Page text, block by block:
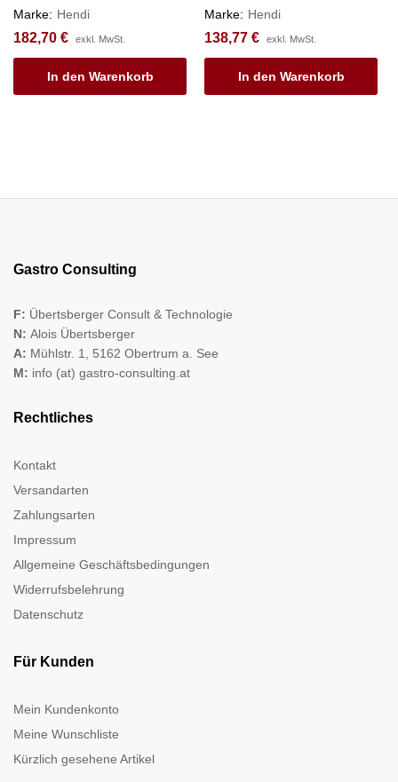
Marke: Hendi
182,70 € exkl. MwSt.
In den Warenkorb
Marke: Hendi
138,77 € exkl. MwSt.
In den Warenkorb
Gastro Consulting
F: Übertsberger Consult & Technologie
N: Alois Übertsberger
A: Mühlstr. 1, 5162 Obertrum a. See
M: info (at) gastro-consulting.at
Rechtliches
Kontakt
Versandarten
Zahlungsarten
Impressum
Allgemeine Geschäftsbedingungen
Widerrufsbelehrung
Datenschutz
Für Kunden
Mein Kundenkonto
Meine Wunschliste
Kürzlich gesehene Artikel